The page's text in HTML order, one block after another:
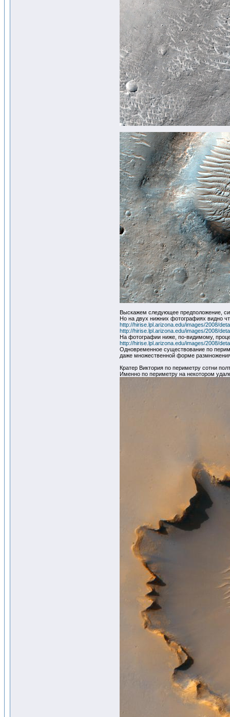
Выскажем следующее предположение,
Но на двух нижних фотографиях видно
http://hirise.lpl.arizona.edu/images/2008/
http://hirise.lpl.arizona.edu/images/2008/
На фотографии ниже, по-видимому,
http://hirise.lpl.arizona.edu/images/2008/
Одновременное существование по
даже множественной форме размножения
Кратер Виктория по периметру сотни
Именно по периметру на некотором